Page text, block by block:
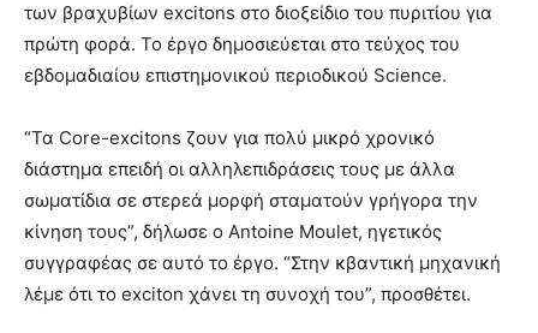
των βραχυβίων excitons στο διοξείδιο του πυριτίου για
πρώτη φορά. Το έργο δημοσιεύεται στο τεύχος του
εβδομαδιαίου επιστημονικού περιοδικού Science.
“Τα Core-excitons ζουν για πολύ μικρό χρονικό
διάστημα επειδή οι αλληλεπιδράσεις τους με άλλα
σωματίδια σε στερεά μορφή σταματούν γρήγορα την
κίνηση τους”, δήλωσε ο Antoine Moulet, ηγετικός
συγγραφέας σε αυτό το έργο. “Στην κβαντική μηχανική
λέμε ότι το exciton χάνει τη συνοχή του”, προσθέτει.